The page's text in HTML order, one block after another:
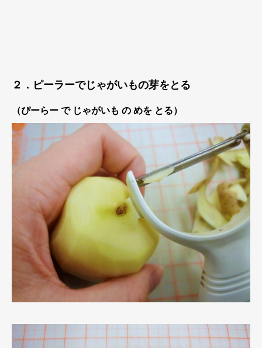
２．ピーラーでじゃがいもの芽をとる
（ぴーらー で じゃがいも の めを とる）